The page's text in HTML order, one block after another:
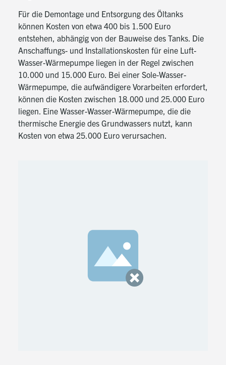
Für die Demontage und Entsorgung des Öltanks
können Kosten von etwa 400 bis 1.500 Euro
entstehen, abhängig von der Bauweise des Tanks. Die
Anschaffungs- und Installationskosten für eine Luft-
Wasser-Wärmepumpe liegen in der Regel zwischen
10.000 und 15.000 Euro. Bei einer Sole-Wasser-
Wärmepumpe, die aufwändigere Vorarbeiten erfordert,
können die Kosten zwischen 18.000 und 25.000 Euro
liegen. Eine Wasser-Wasser-Wärmepumpe, die die
thermische Energie des Grundwassers nutzt, kann
Kosten von etwa 25.000 Euro verursachen.